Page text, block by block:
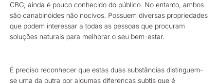
CBG, ainda é pouco conhecido do público. No entanto, ambos
são canabinóides não nocivos. Possuem diversas propriedades
que podem interessar a todas as pessoas que procuram
soluções naturais para melhorar o seu bem-estar.
É preciso reconhecer que estas duas substâncias distinguem-
se uma da outra por algumas diferenças subtis que é